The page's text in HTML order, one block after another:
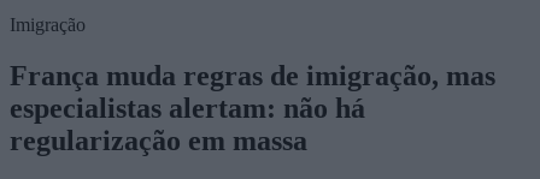
Imigração
França muda regras de imigração, mas
especialistas alertam: não há
regularização em massa